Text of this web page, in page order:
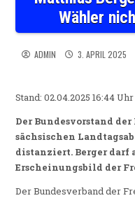
Wähler
ADMIN 3. APRIL 2025
Stand: 02.04.2025 16:44 Uhr
Der Bundesvorstand
sächsischen
distanziert. Berger darf
Erscheinungsbild der
Der Bundesverband der